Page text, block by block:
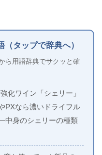
タップで辞典へ）
ら用語辞典でサクッと確
化ワイン「シェリー」
PXなら濃いドライフル
身のシェリーの種類